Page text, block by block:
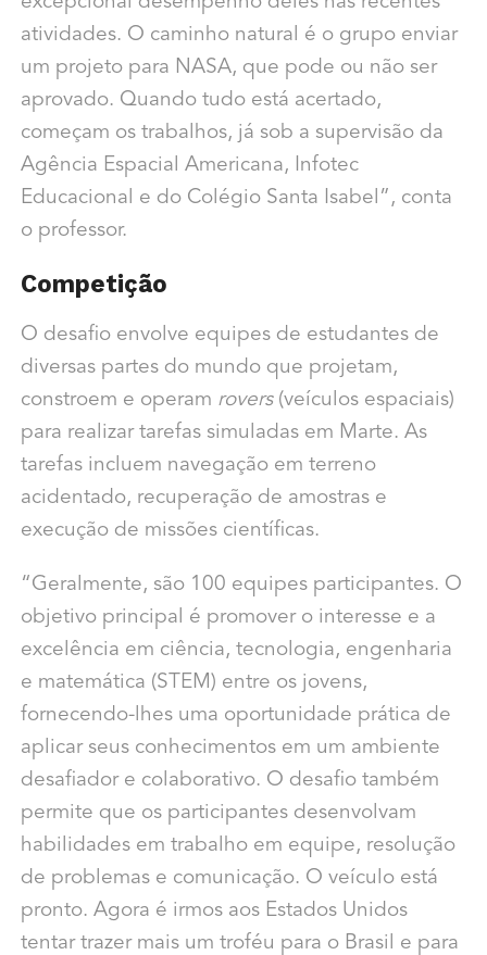
atividades. O caminho natural é o grupo enviar
um projeto para NASA, que pode ou não ser
aprovado. Quando tudo está acertado,
começam os trabalhos, já sob a supervisão da
Agência Espacial Americana, Infotec
Educacional e do Colégio Santa Isabel”, conta
o professor.
Competição
O desafio envolve equipes de estudantes de
diversas partes do mundo que projetam,
constroem e operam rovers(veículos espaciais)
para realizar tarefas simuladas em Marte. As
tarefas incluem navegação em terreno
acidentado, recuperação de amostras e
execução de missões científicas.
“Geralmente, são 100 equipes participantes. O
objetivo principal é promover o interesse e a
excelência em ciência, tecnologia, engenharia
e matemática (STEM) entre os jovens,
fornecendo-lhes uma oportunidade prática de
aplicar seus conhecimentos em um ambiente
desafiador e colaborativo. O desafio também
permite que os participantes desenvolvam
habilidades em trabalho em equipe, resolução
de problemas e comunicação. O veículo está
pronto. Agora é irmos aos Estados Unidos
tentar trazer mais um troféu para o Brasil e para